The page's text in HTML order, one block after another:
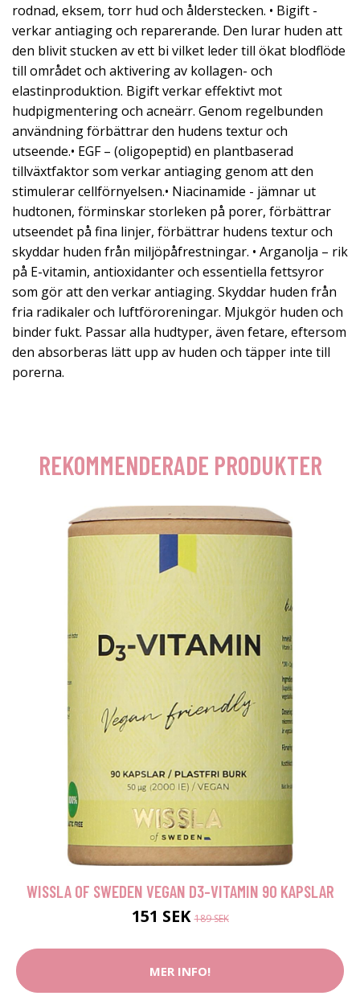
rodnad, eksem, torr hud och ålderstecken. • Bigift -
verkar antiaging och reparerande. Den lurar huden att
den blivit stucken av ett bi vilket leder till ökat blodflöde
till området och aktivering av kollagen- och
elastinproduktion. Bigift verkar effektivt mot
hudpigmentering och acneärr. Genom regelbunden
användning förbättrar den hudens textur och
utseende.• EGF – (oligopeptid) en plantbaserad
tillväxtfaktor som verkar antiaging genom att den
stimulerar cellförnyelsen.• Niacinamide - jämnar ut
hudtonen, förminskar storleken på porer, förbättrar
utseendet på fina linjer, förbättrar hudens textur och
skyddar huden från miljöpåfrestningar. • Arganolja – rik
på E-vitamin, antioxidanter och essentiella fettsyror
som gör att den verkar antiaging. Skyddar huden från
fria radikaler och luftföroreningar. Mjukgör huden och
binder fukt. Passar alla hudtyper, även fetare, eftersom
den absorberas lätt upp av huden och täpper inte till
porerna.
REKOMMENDERADE PRODUKTER
WISSLA OF SWEDEN VEGAN D3-VITAMIN 90 KAPSLAR
151 SEK189 SEK
MER INFO!